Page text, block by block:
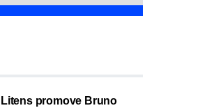
Litens promove Bruno